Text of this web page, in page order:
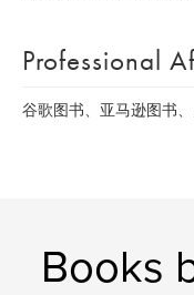
Professional
谷歌图书、亚马逊图书
Books